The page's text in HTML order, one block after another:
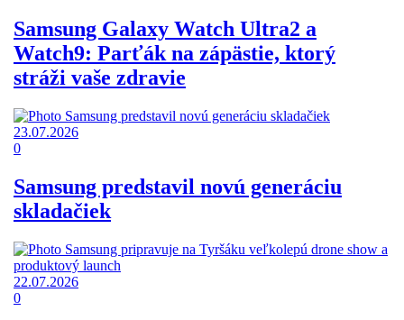
Samsung Galaxy Watch Ultra2 a
Watch9: Parťák na zápästie, ktorý
stráži vaše zdravie
23.07.2026
0
Samsung predstavil novú generáciu
skladačiek
22.07.2026
0